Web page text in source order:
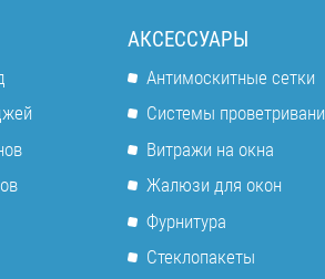
АКСЕССУАРЫ
Антимоскитные сетки
Системы
Витражи на окна
Жалюзи для окон
Фурнитура
Стеклопакеты